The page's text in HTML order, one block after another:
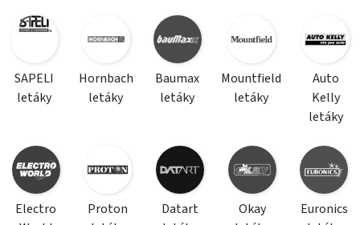
SAPELI
letáky
Hornbach
letáky
Baumax
letáky
Mountfield
letáky
Auto
Kelly
letáky
Electro
Proton
Datart
Okay
Euronics